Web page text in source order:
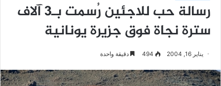
رسالة حب للاجئين رُسمت بـ3 آلاف
سترة نجاة فوق جزيرة يونانية
يناير 16, 2004 494 دقيقة واحدة